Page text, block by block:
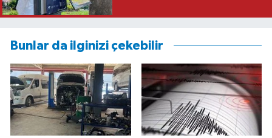
Bunlar da ilginizi çekebilir